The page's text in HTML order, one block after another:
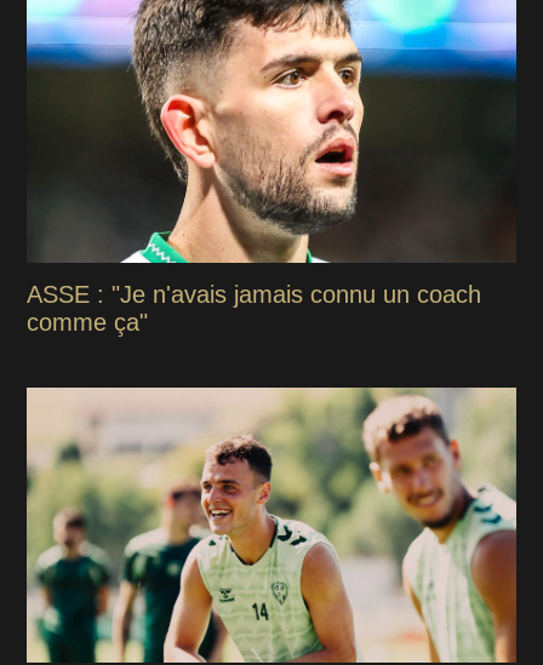
ASSE : "Je n'avais jamais connu un coach
comme ça"